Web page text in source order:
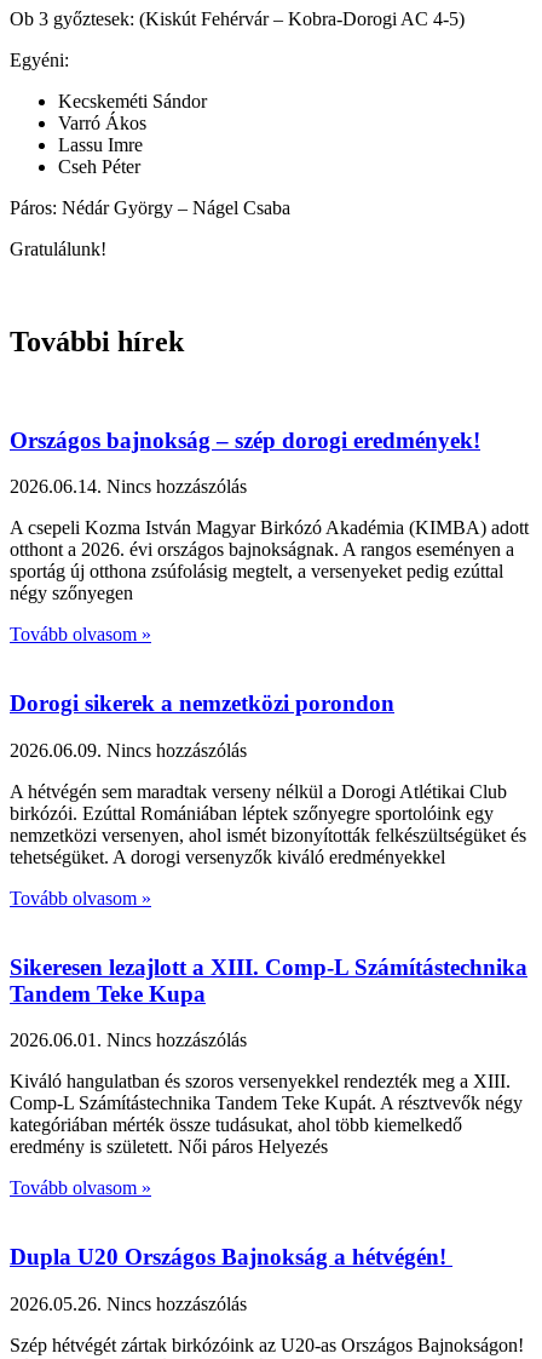
Ob 3 győztesek: (Kiskút Fehérvár – Kobra-Dorogi AC 4-5)
Egyéni:
Kecskeméti Sándor
Varró Ákos
Lassu Imre
Cseh Péter
Páros: Nédár György – Nágel Csaba
Gratulálunk!
További hírek
Országos bajnokság – szép dorogi eredmények!
2026.06.14. Nincs hozzászólás
A csepeli Kozma István Magyar Birkózó Akadémia (KIMBA) adott
otthont a 2026. évi országos bajnokságnak. A rangos eseményen a
sportág új otthona zsúfolásig megtelt, a versenyeket pedig ezúttal
négy szőnyegen
Tovább olvasom »
Dorogi sikerek a nemzetközi porondon
2026.06.09. Nincs hozzászólás
A hétvégén sem maradtak verseny nélkül a Dorogi Atlétikai Club
birkózói. Ezúttal Romániában léptek szőnyegre sportolóink egy
nemzetközi versenyen, ahol ismét bizonyították felkészültségüket és
tehetségüket. A dorogi versenyzők kiváló eredményekkel
Tovább olvasom »
Sikeresen lezajlott a XIII. Comp-L Számítástechnika
Tandem Teke Kupa
2026.06.01. Nincs hozzászólás
Kiváló hangulatban és szoros versenyekkel rendezték meg a XIII.
Comp-L Számítástechnika Tandem Teke Kupát. A résztvevők négy
kategóriában mérték össze tudásukat, ahol több kiemelkedő
eredmény is született. Női páros Helyezés
Tovább olvasom »
Dupla U20 Országos Bajnokság a hétvégén!
2026.05.26. Nincs hozzászólás
Szép hétvégét zártak birkózóink az U20-as Országos Bajnokságon!